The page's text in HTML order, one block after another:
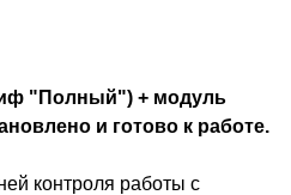
"Полный") + модуль
и готово к работе.
контроля работы с